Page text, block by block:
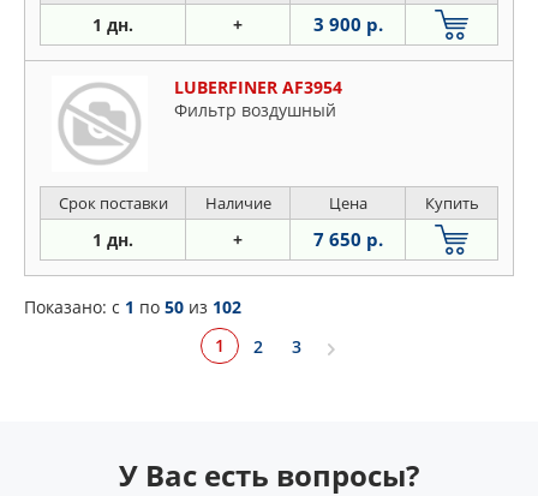
1 дн. + 3 900 р.
LUBERFINER AF3954
Фильтр воздушный
Срок поставки Наличие Цена Купить
1 дн. + 7 650 р.
Показано: c 1 по 50 из 102
1
2 3
У Вас есть вопросы?